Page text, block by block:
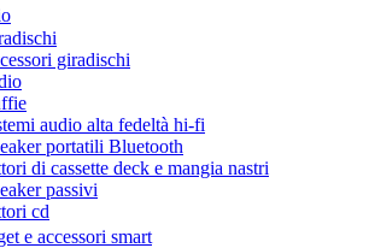
giradischi
audio alta fedeltà hi-fi
portatili Bluetooth
di cassette deck e mangia nastri
passivi
cd
e accessori smart